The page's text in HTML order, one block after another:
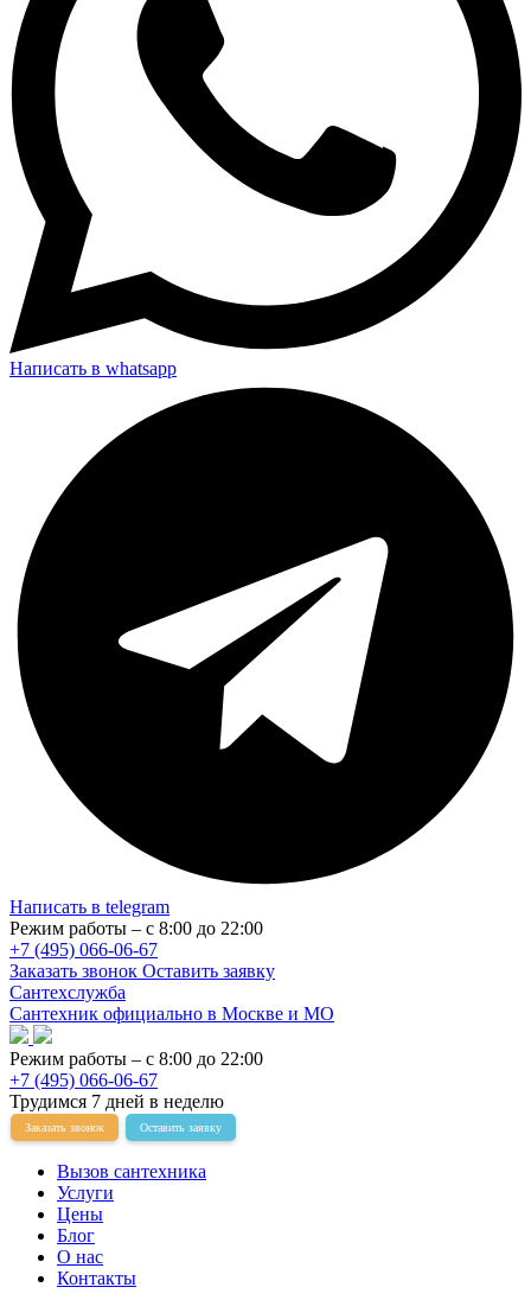
Написать в whatsapp
Написать в telegram
Режим работы – с 8:00 до 22:00
+7 (495) 066-06-67
Заказать звонок Оставить заявку
Сантехслужба
Сантехник официально в Москве и МО
Режим работы – с 8:00 до 22:00
+7 (495) 066-06-67
Трудимся 7 дней в неделю
Заказать звонок Оставить заявку
Вызов сантехника
Услуги
Цены
Блог
О нас
Контакты